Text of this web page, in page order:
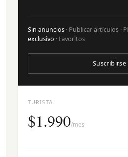
TURISTA
$1.990/mes
Sin anuncios · Publicar artículos ·
exclusivo · Favoritos
Suscribirse